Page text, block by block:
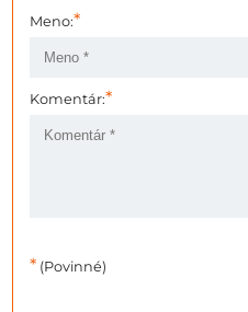
Meno:*
Komentár:*
* (Povinné)